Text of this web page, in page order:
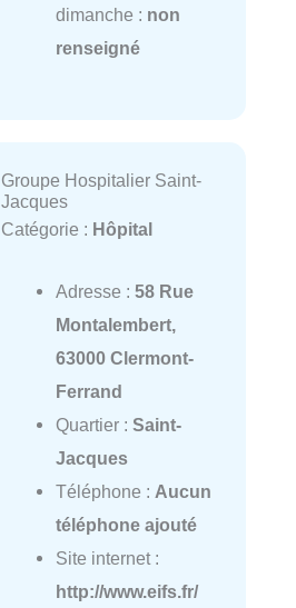
dimanche : non
renseigné
Groupe Hospitalier Saint-
Jacques
Catégorie : Hôpital
Adresse : 58 Rue
Montalembert,
63000 Clermont-
Ferrand
Quartier : Saint-
Jacques
Téléphone : Aucun
téléphone ajouté
Site internet :
http://www.eifs.fr/